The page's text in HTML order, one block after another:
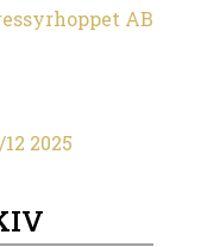
AB
2025